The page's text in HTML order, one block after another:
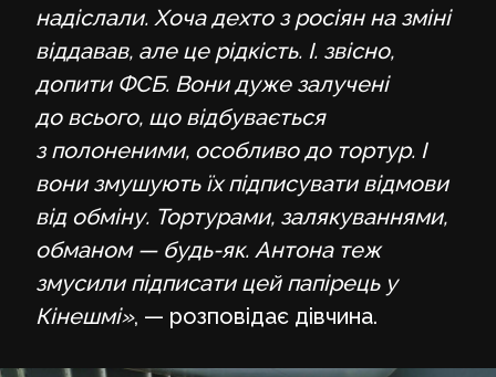
надіслали. Хоча дехто з росіян на зміні
віддавав, але це рідкість. І. звісно,
допити ФСБ. Вони дуже залучені
до всього, що відбувається
з полоненими, особливо до тортур. І
вони змушують їх підписувати відмови
від обміну. Тортурами, залякуваннями,
обманом — будь-як. Антона теж
змусили підписати цей папірець у
Кінешмі», — розповідає дівчина.